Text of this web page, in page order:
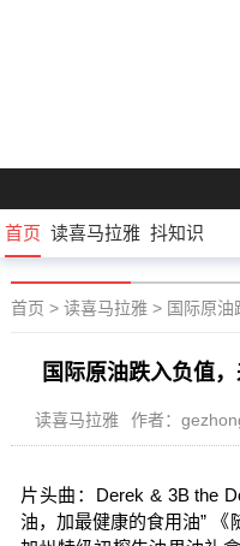
首页 读喜马拉雅 抖知识
首页 > 读喜马拉雅> 国际原
国际原油跌入负值
读喜马拉雅 作者：
片头曲：Derek & 3B the
油，加最健康的食用油” 《